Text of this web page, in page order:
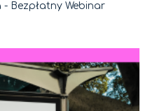
Bezpłatny Webinar